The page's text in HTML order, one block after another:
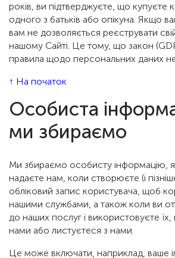
років, ви підтверджуєте, що купуєте
одного з батьків або опікуна. Якщо
вам не дозволяється реєструвати
нашому Сайті. Це тому, що закон
правила щодо персональних даних
↑ На початок
Особиста
ми збираємо
Ми збираємо особисту інформацію,
надаєте нам, коли створюєте (і
обліковий запис користувача, щоб
нашими службами, а також коли ви
до наших послуг і використовуєте їх,
нами або листуєтеся з нами.
Це може включати, наприклад, ваше